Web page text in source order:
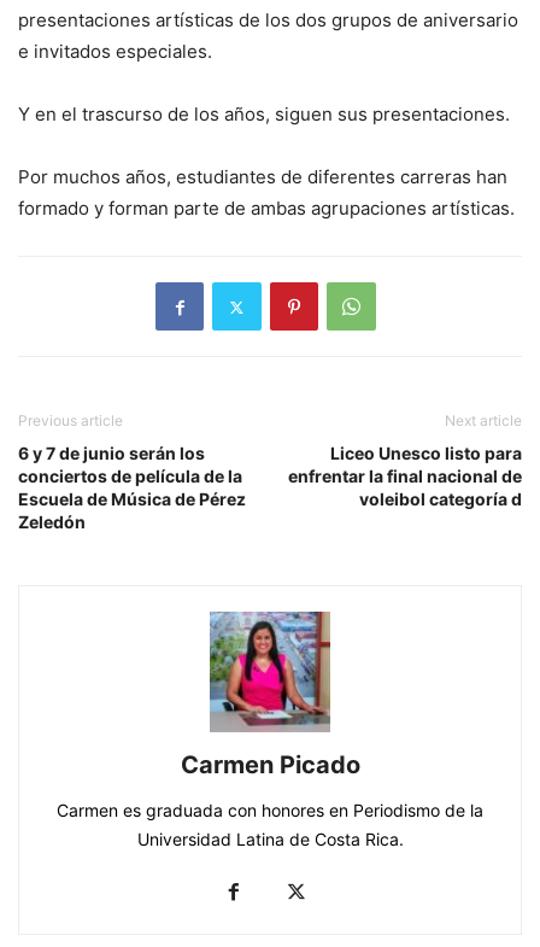
presentaciones artísticas de los dos grupos de aniversario
e invitados especiales.
Y en el trascurso de los años, siguen sus presentaciones.
Por muchos años, estudiantes de diferentes carreras han
formado y forman parte de ambas agrupaciones artísticas.
Previous article
6 y 7 de junio serán los
conciertos de película de la
Escuela de Música de Pérez
Zeledón
Next article
Liceo Unesco listo para
enfrentar la final nacional de
voleibol categoría d
Carmen Picado
Carmen es graduada con honores en Periodismo de la
Universidad Latina de Costa Rica.